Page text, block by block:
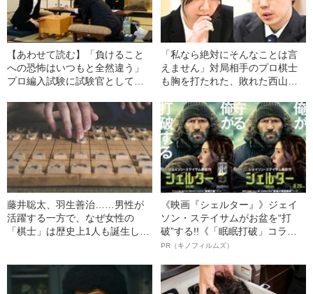
【あわせて読む】「負けること
への恐怖はいつもと全然違う」
プロ編入試験に試験官として臨
「私なら絶対にそんなことは言
えません」対局相手のプロ棋士
も胸を打たれた、敗れた西山朋
藤井聡太、羽生善治……男性が
活躍する一方で、なぜ女性の
「棋士」は歴史上1人も誕生して
《映画『シェルター』》ジェイ
ソン・ステイサムがお盆を“打
破”する!!《「眠眠打破」コラ
ボ》
PR（キノフィルムズ）